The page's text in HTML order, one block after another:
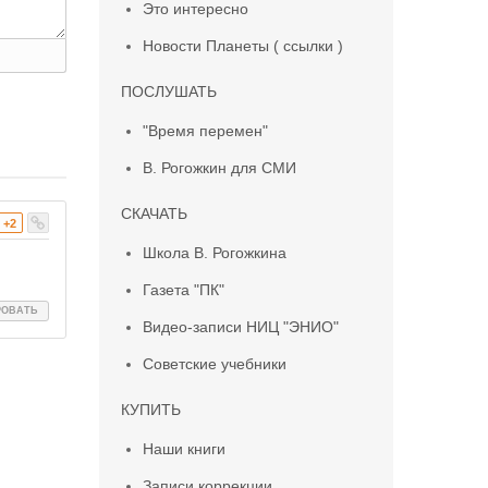
+2
Это интересно
Новости Планеты ( ссылки )
ПОСЛУШАТЬ
"Время перемен"
В. Рогожкин для СМИ
СКАЧАТЬ
Школа В. Рогожкина
Газета "ПК"
Видео-записи НИЦ "ЭНИО"
Советские учебники
КУПИТЬ
Наши книги